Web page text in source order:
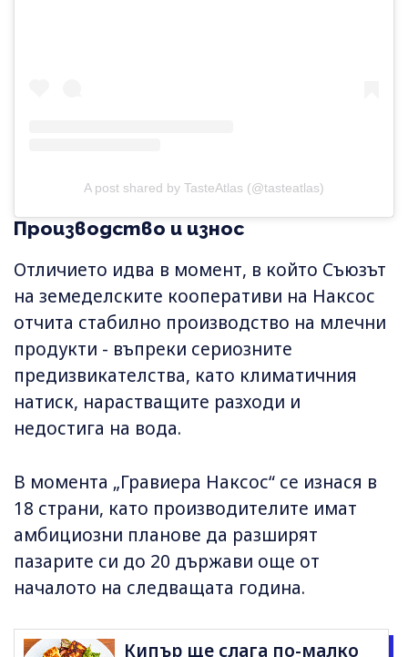
A post shared by TasteAtlas (@tasteatlas)
Производство и износ
Отличието идва в момент, в който Съюзът
на земеделските кооперативи на Наксос
отчита стабилно производство на млечни
продукти - въпреки сериозните
предизвикателства, като климатичния
натиск, нарастващите разходи и
недостига на вода.
В момента „Гравиера Наксос“ се изнася в
18 страни, като производителите имат
амбициозни планове да разширят
пазарите си до 20 държави още от
началото на следващата година.
Кипър ще слага по-малко